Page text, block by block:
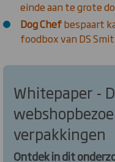
einde aan te grote
Dog Chefbespaart
foodbox van DS
Whitepaper -
verpakkingen
Ontdek in dit